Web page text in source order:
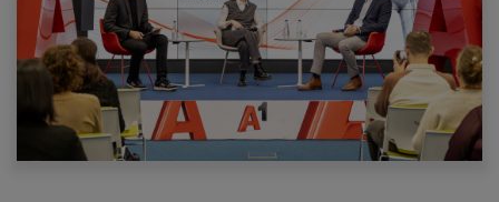
Приватни Деловни
Поддршка
Надополни кредит